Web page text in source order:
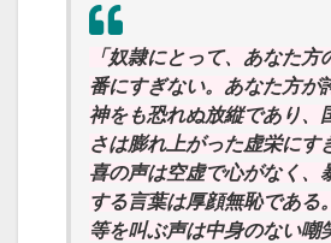
「奴隷にとって、あなた方
番にすぎない。あなた方が
神をも恐れぬ放縦であり、
さは膨れ上がった虚栄にす
喜の声は空虚で心がなく、
する言葉は厚顔無恥である
等を叫ぶ声は中身のない嘲